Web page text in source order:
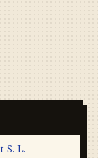
S. L.